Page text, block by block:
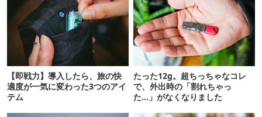
【即戦力】導入したら、旅の快
適度が一気に変わった3つのアイ
テム
たった12g。超ちっちゃなコレ
で、外出時の「割れちゃっ
た…」がなくなりました